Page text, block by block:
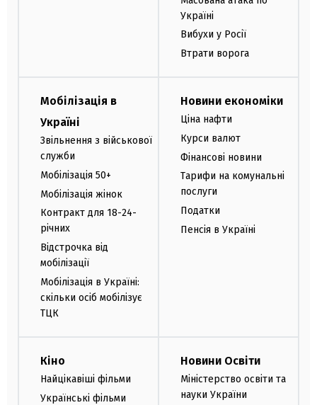
Україні
Вибухи у Росії
Втрати ворога
Мобілізація в
Україні
Звільнення з військової
служби
Мобілізація 50+
Мобілізація жінок
Контракт для 18-24-
річних
Відстрочка від
мобілізації
Мобілізація в Україні:
скільки осіб мобілізує
ТЦК
Новини економіки
Ціна нафти
Курси валют
Фінансові новини
Тарифи на комунальні
послуги
Податки
Пенсія в Україні
Кіно
Найцікавіші фільми
Українські фільми
Новини Освіти
Міністерство освіти та
науки України